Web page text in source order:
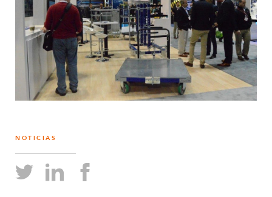
NOTICIAS